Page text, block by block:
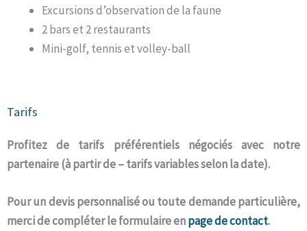
Excursions d’observation de la faune
2 bars et 2 restaurants
Mini-golf, tennis et volley-ball
Tarifs
Profitez de tarifs préférentiels négociés avec notre
partenaire (à partir de – tarifs variables selon la date).
Pour un devis personnalisé ou toute demande particulière,
merci de compléter le formulaire enpage de contact.